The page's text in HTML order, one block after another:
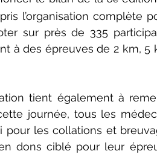
l’organisation complète
sur près de 335
à des épreuves de 2 km,
tient également à
journée, tous les
pour les collations et
dons ciblé pour leur